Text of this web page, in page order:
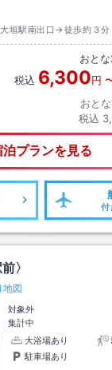
大垣駅南出口→徒歩約３分
おとな
税込 6,300円
おと
税込
泊プランを見る
付
〉
地図
対象外
集計中
大浴場あり
駐車場あり